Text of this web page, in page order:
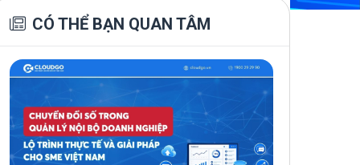
CÓ THỂ BẠN QUAN TÂM